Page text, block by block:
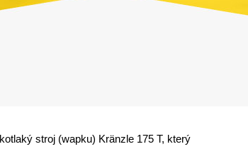
stroj (wapku) Kränzle 175 T, který